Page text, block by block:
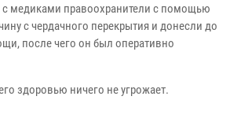
с медиками правоохранители с помощью
с чердачного перекрытия и донесли до
после чего он был оперативно
здоровью ничего не угрожает.